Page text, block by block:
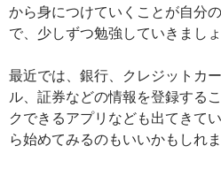
から身につけていくことが自分
で、少しずつ勉強していきましょ
最近では、銀行、クレジットカ
ル、証券などの情報を登録する
クできるアプリなども出てきて
ら始めてみるのもいいかもしれま